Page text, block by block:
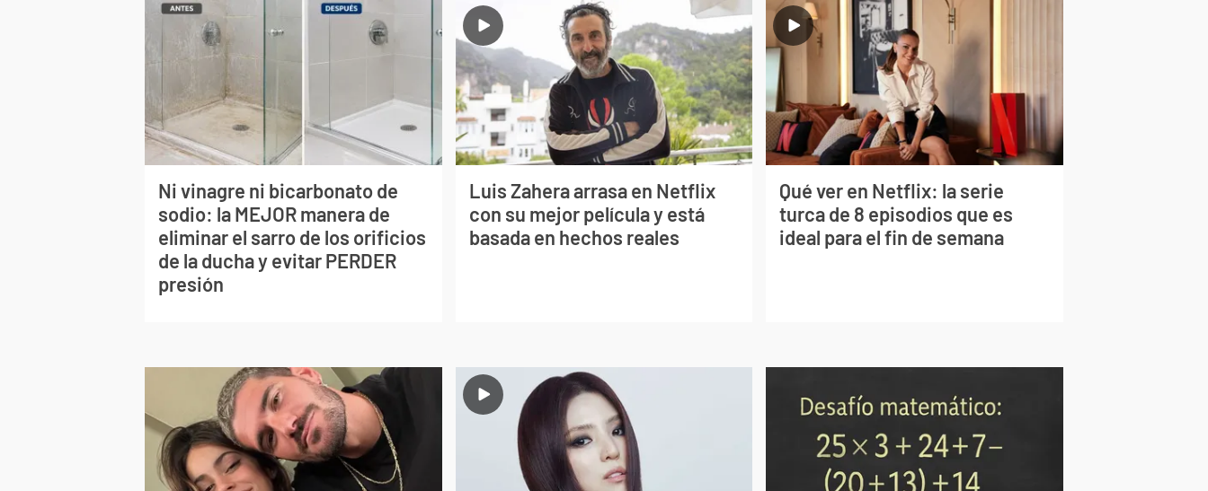
Ni vinagre ni bicarbonato de
sodio: la MEJOR manera de
eliminar el sarro de los orificios
de la ducha y evitar PERDER
presión
Luis Zahera arrasa en Netflix
con su mejor película y está
basada en hechos reales
Qué ver en Netflix: la serie
turca de 8 episodios que es
ideal para el fin de semana